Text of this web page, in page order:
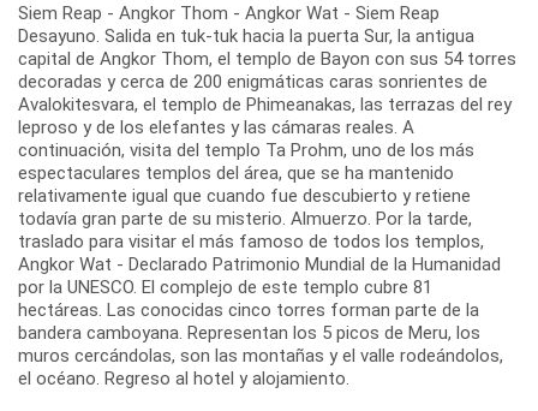
Siem Reap - Angkor Thom - Angkor Wat - Siem Reap
Desayuno. Salida en tuk-tuk hacia la puerta Sur, la antigua
capital de Angkor Thom, el templo de Bayon con sus 54 torres
decoradas y cerca de 200 enigmáticas caras sonrientes de
Avalokitesvara, el templo de Phimeanakas, las terrazas del rey
leproso y de los elefantes y las cámaras reales. A
continuación, visita del templo Ta Prohm, uno de los más
espectaculares templos del área, que se ha mantenido
relativamente igual que cuando fue descubierto y retiene
todavía gran parte de su misterio. Almuerzo. Por la tarde,
traslado para visitar el más famoso de todos los templos,
Angkor Wat - Declarado Patrimonio Mundial de la Humanidad
por la UNESCO. El complejo de este templo cubre 81
hectáreas. Las conocidas cinco torres forman parte de la
bandera camboyana. Representan los 5 picos de Meru, los
muros cercándolas, son las montañas y el valle rodeándolos,
el océano. Regreso al hotel y alojamiento.